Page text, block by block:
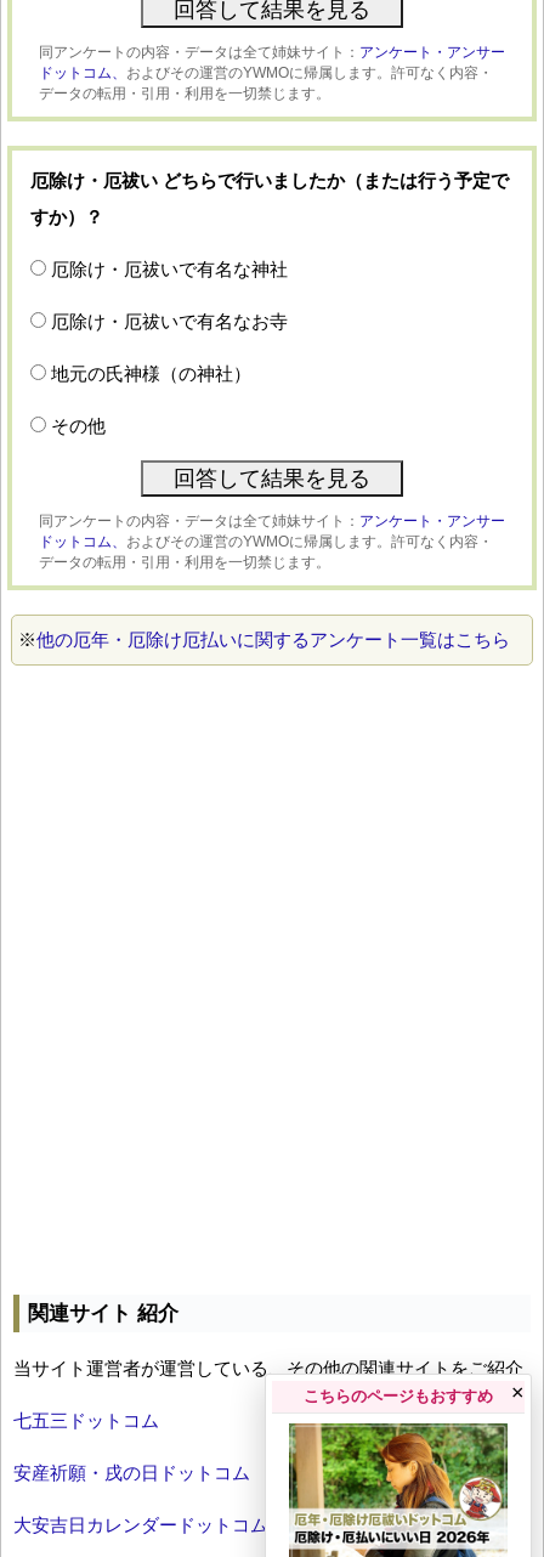
同アンケートの内容・データは全て姉妹サイト： アンケート・アンサー
ドットコム、 およびその運営のYWMOに帰属します。許可なく内容・
データの転用・引用・利用を一切禁じます。
厄除け・厄祓い どちらで行いましたか（または行う予定で
すか）？
厄除け・厄祓いで有名な神社
厄除け・厄祓いで有名なお寺
地元の氏神様（の神社）
その他
同アンケートの内容・データは全て姉妹サイト： アンケート・アンサー
ドットコム、 およびその運営のYWMOに帰属します。許可なく内容・
データの転用・引用・利用を一切禁じます。
※他の厄年・厄除け厄払いに関するアンケート一覧はこちら
関連サイト 紹介
当サイト運営者が運営している、その他の関連サイトをご紹介
七五三ドットコム
安産祈願・戌の日ドットコム
大安吉日カレンダードットコム
こちらのページもおすすめ ×